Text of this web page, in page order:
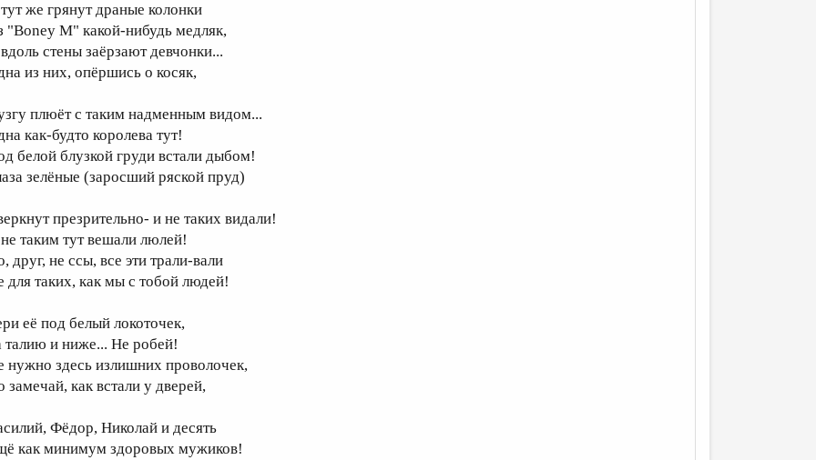
же грянут драные колонки
"Boney M" какой-нибудь медляк,
стены заёрзают девчонки...
из них, опёршись о косяк,
плюёт с таким надменным видом...
как-будто королева тут!
белой блузкой груди встали дыбом!
зелёные (заросший ряской пруд)
презрительно- и не таких видали!
таким тут вешали люлей!
друг, не ссы, все эти трали-вали
для таких, как мы с тобой людей!
её под белый локоточек,
талию и ниже... Не робей!
нужно здесь излишних проволочек,
замечай, как встали у дверей,
Фёдор, Николай и десять
как минимум здоровых мужиков!